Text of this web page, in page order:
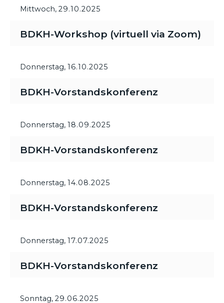
Mittwoch, 29.10.2025
BDKH-Workshop (virtuell via Zoom)
Donnerstag, 16.10.2025
BDKH-Vorstandskonferenz
Donnerstag, 18.09.2025
BDKH-Vorstandskonferenz
Donnerstag, 14.08.2025
BDKH-Vorstandskonferenz
Donnerstag, 17.07.2025
BDKH-Vorstandskonferenz
Sonntag, 29.06.2025